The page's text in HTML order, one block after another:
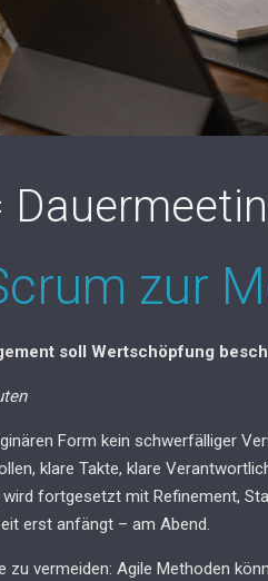
zur
soll Wertschöpfung
Form kein schwerfälliger
klare Takte, klare
wird fortgesetzt mit Refinement,
erst anfängt – am Abend.
zu vermeiden: Agile Methoden